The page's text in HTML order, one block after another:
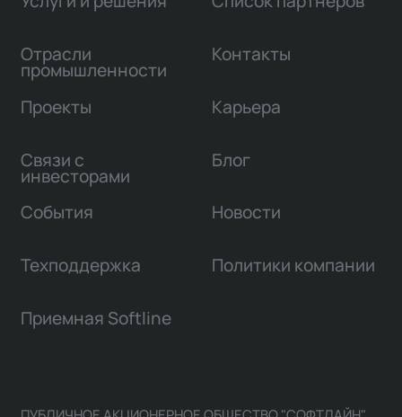
Отрасли
промышленности
Проекты
Связи с
инвесторами
Контакты
Карьера
Блог
События Новости
Техподдержка Политики компании
Приемная Softline